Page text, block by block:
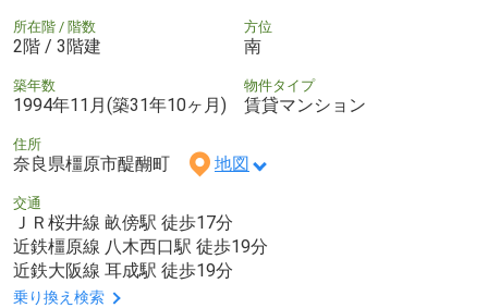
所在階 / 階数
2階 / 3階建
方位
南
築年数
1994年11月(築31年10ヶ月)
物件タイプ
賃貸マンション
住所
奈良県橿原市醍醐町 地図
交通
ＪＲ桜井線 畝傍駅 徒歩17分
近鉄橿原線 八木西口駅 徒歩19分
近鉄大阪線 耳成駅 徒歩19分
乗り換え検索